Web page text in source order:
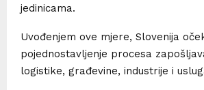
jedinicama.
Uvođenjem ove mjere, Slovenija
pojednostavljenje procesa
logistike, građevine, industrije i